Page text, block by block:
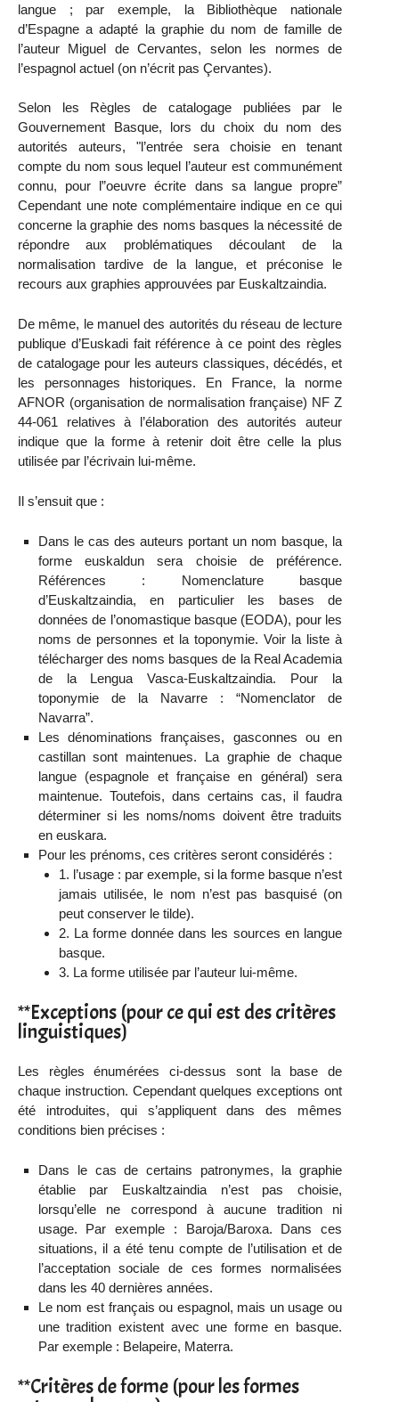
langue ; par exemple, la Bibliothèque nationale
d’Espagne a adapté la graphie du nom de famille de
l’auteur Miguel de Cervantes, selon les normes de
l’espagnol actuel (on n’écrit pas Çervantes).
Selon les Règles de catalogage publiées par le
Gouvernement Basque, lors du choix du nom des
autorités auteurs, "l’entrée sera choisie en tenant
compte du nom sous lequel l’auteur est communément
connu, pour l”oeuvre écrite dans sa langue propre”
Cependant une note complémentaire indique en ce qui
concerne la graphie des noms basques la nécessité de
répondre aux problématiques découlant de la
normalisation tardive de la langue, et préconise le
recours aux graphies approuvées par Euskaltzaindia.
De même, le manuel des autorités du réseau de lecture
publique d’Euskadi fait référence à ce point des règles
de catalogage pour les auteurs classiques, décédés, et
les personnages historiques. En France, la norme
AFNOR (organisation de normalisation française) NF Z
44-061 relatives à l’élaboration des autorités auteur
indique que la forme à retenir doit être celle la plus
utilisée par l’écrivain lui-même.
Il s’ensuit que :
Dans le cas des auteurs portant un nom basque, la
forme euskaldun sera choisie de préférence.
Références : Nomenclature basque
d’Euskaltzaindia, en particulier les bases de
données de l’onomastique basque (EODA), pour les
noms de personnes et la toponymie. Voir la liste à
télécharger des noms basques de la Real Academia
de la Lengua Vasca-Euskaltzaindia. Pour la
toponymie de la Navarre : “Nomenclator de
Navarra”.
Les dénominations françaises, gasconnes ou en
castillan sont maintenues. La graphie de chaque
langue (espagnole et française en général) sera
maintenue. Toutefois, dans certains cas, il faudra
déterminer si les noms/noms doivent être traduits
en euskara.
Pour les prénoms, ces critères seront considérés :
1. l’usage : par exemple, si la forme basque n’est
jamais utilisée, le nom n’est pas basquisé (on
peut conserver le tilde).
2. La forme donnée dans les sources en langue
basque.
3. La forme utilisée par l’auteur lui-même.
**Exceptions (pour ce qui est des critères
linguistiques)
Les règles énumérées ci-dessus sont la base de
chaque instruction. Cependant quelques exceptions ont
été introduites, qui s’appliquent dans des mêmes
conditions bien précises :
Dans le cas de certains patronymes, la graphie
établie par Euskaltzaindia n’est pas choisie,
lorsqu’elle ne correspond à aucune tradition ni
usage. Par exemple : Baroja/Baroxa. Dans ces
situations, il a été tenu compte de l’utilisation et de
l’acceptation sociale de ces formes normalisées
dans les 40 dernières années.
Le nom est français ou espagnol, mais un usage ou
une tradition existent avec une forme en basque.
Par exemple : Belapeire, Materra.
**Critères de forme (pour les formes